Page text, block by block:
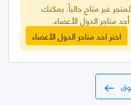
غير متاح حالياً. يمكنك
متاجر الدول الأعضاء.
اختر احد متاجر الدول الأعضاء